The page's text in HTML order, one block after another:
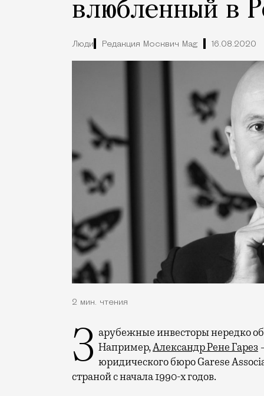
влюбленный в
Люди Редакция Москвич Mag 16.08.2020
2 мин. чтения
Зарубежные инвесторы нередко обращают внимание на российский рынок. Например,Александр Рене Гарез
юридического бюро Garese
страной с начала 1990-х годов.